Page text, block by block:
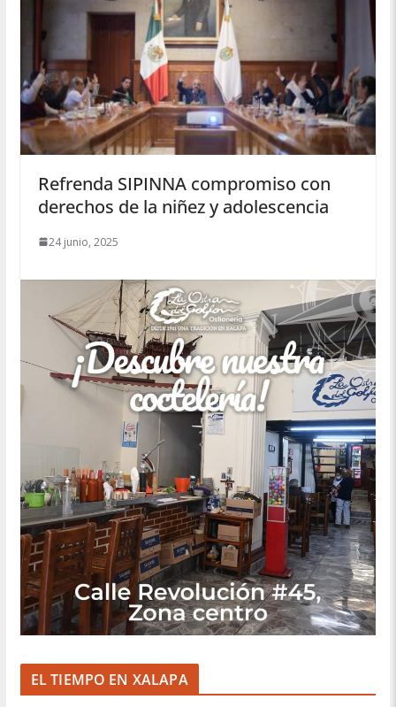
Refrenda SIPINNA compromiso con
derechos de la niñez y adolescencia
24 junio, 2025
EL TIEMPO EN XALAPA